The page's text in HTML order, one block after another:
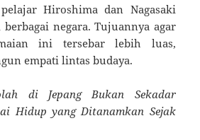
Hiroshima dan Nagasaki
negara. Tujuannya agar
ini tersebar lebih luas,
empati lintas budaya.
di Jepang Bukan Sekadar
Hidup yang Ditanamkan Sejak